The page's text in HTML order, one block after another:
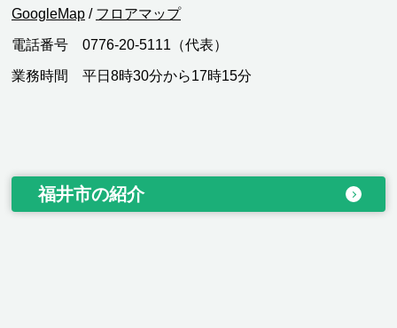
GoogleMap / フロアマップ
電話番号 0776-20-5111（代表）
業務時間 平日8時30分から17時15分
福井市の紹介